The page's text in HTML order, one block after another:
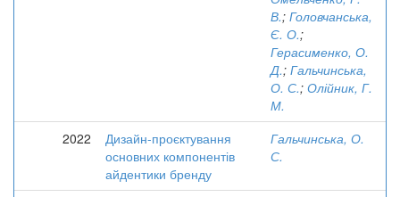
В.; Головчанська,
Є. О.;
Герасименко, О.
Д.; Гальчинська,
О. С.; Олійник, Г.
М.
2022
Дизайн-проєктування
основних компонентів
айдентики бренду
Гальчинська, О.
С.